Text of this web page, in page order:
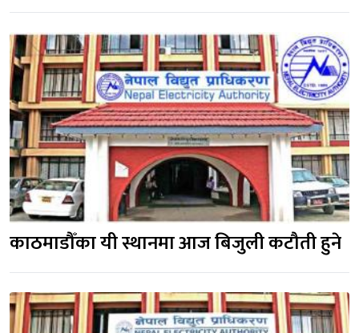
काठमाडौँका यी स्थानमा आज बिजुली कटौती हुने